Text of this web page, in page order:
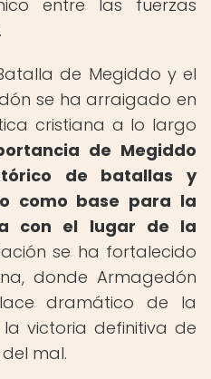
entre las fuerzas
de Megiddo y el
se ha arraigado en
cristiana a lo largo
de Megiddo
de batallas y
como base para la
con el lugar de la
se ha fortalecido
donde Armagedón
dramático de la
victoria definitiva de
mal.